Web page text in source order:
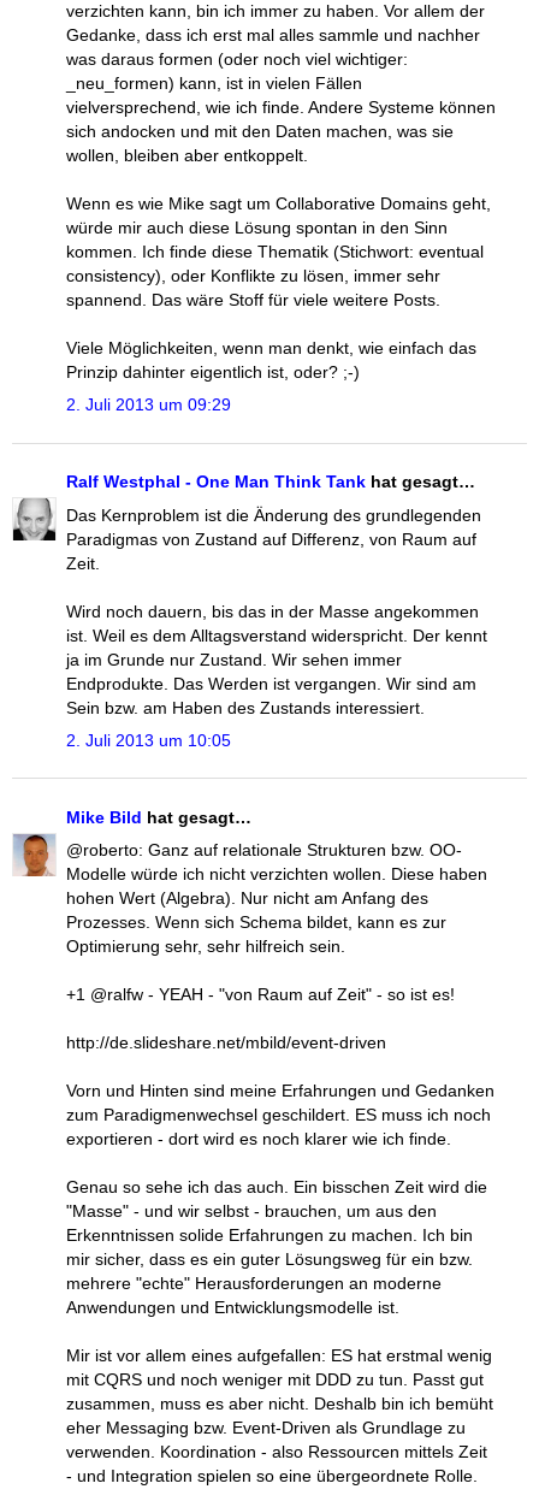
verzichten kann, bin ich immer zu haben. Vor allem der
Gedanke, dass ich erst mal alles sammle und nachher
was daraus formen (oder noch viel wichtiger:
_neu_formen) kann, ist in vielen Fällen
vielversprechend, wie ich finde. Andere Systeme können
sich andocken und mit den Daten machen, was sie
wollen, bleiben aber entkoppelt.
Wenn es wie Mike sagt um Collaborative Domains geht,
würde mir auch diese Lösung spontan in den Sinn
kommen. Ich finde diese Thematik (Stichwort: eventual
consistency), oder Konflikte zu lösen, immer sehr
spannend. Das wäre Stoff für viele weitere Posts.
Viele Möglichkeiten, wenn man denkt, wie einfach das
Prinzip dahinter eigentlich ist, oder? ;-)
2. Juli 2013 um 09:29
Ralf Westphal - One Man Think Tank hat gesagt…
Das Kernproblem ist die Änderung des grundlegenden
Paradigmas von Zustand auf Differenz, von Raum auf
Zeit.
Wird noch dauern, bis das in der Masse angekommen
ist. Weil es dem Alltagsverstand widerspricht. Der kennt
ja im Grunde nur Zustand. Wir sehen immer
Endprodukte. Das Werden ist vergangen. Wir sind am
Sein bzw. am Haben des Zustands interessiert.
2. Juli 2013 um 10:05
Mike Bild hat gesagt…
@roberto: Ganz auf relationale Strukturen bzw. OO-
Modelle würde ich nicht verzichten wollen. Diese haben
hohen Wert (Algebra). Nur nicht am Anfang des
Prozesses. Wenn sich Schema bildet, kann es zur
Optimierung sehr, sehr hilfreich sein.
+1 @ralfw - YEAH - "von Raum auf Zeit" - so ist es!
http://de.slideshare.net/mbild/event-driven
Vorn und Hinten sind meine Erfahrungen und Gedanken
zum Paradigmenwechsel geschildert. ES muss ich noch
exportieren - dort wird es noch klarer wie ich finde.
Genau so sehe ich das auch. Ein bisschen Zeit wird die
"Masse" - und wir selbst - brauchen, um aus den
Erkenntnissen solide Erfahrungen zu machen. Ich bin
mir sicher, dass es ein guter Lösungsweg für ein bzw.
mehrere "echte" Herausforderungen an moderne
Anwendungen und Entwicklungsmodelle ist.
Mir ist vor allem eines aufgefallen: ES hat erstmal wenig
mit CQRS und noch weniger mit DDD zu tun. Passt gut
zusammen, muss es aber nicht. Deshalb bin ich bemüht
eher Messaging bzw. Event-Driven als Grundlage zu
verwenden. Koordination - also Ressourcen mittels Zeit
- und Integration spielen so eine übergeordnete Rolle.